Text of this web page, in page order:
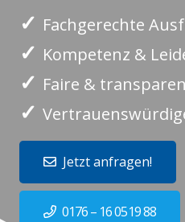
✓ Fachgerechte
✓ Kompetenz &
✓ Faire &
✓
Jetzt anfragen!
0176 – 16 0519 88